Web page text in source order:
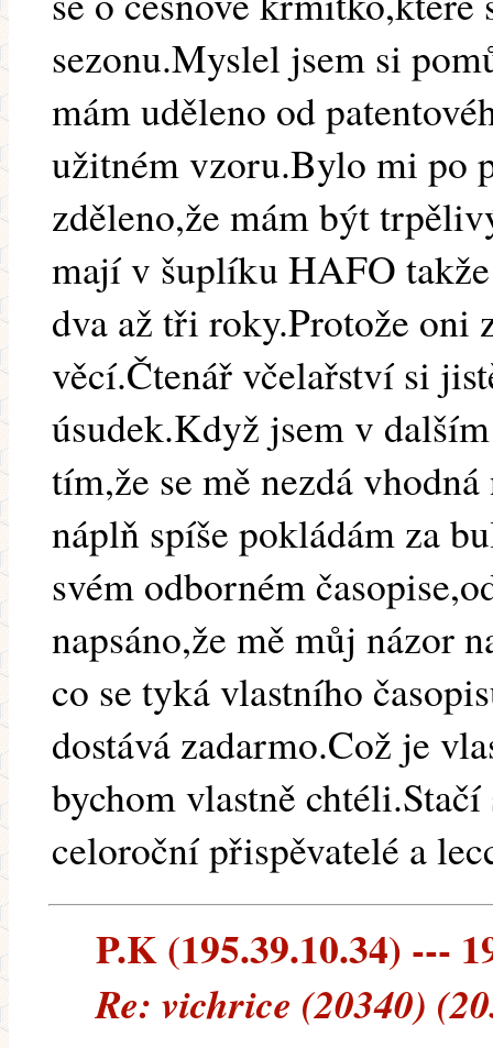
sezonu.Myslel jsem si
mám uděleno od
užitném vzoru.Bylo mi po
zděleno,že mám být
mají v šuplíku HAFO
dva až tři roky.Protože oni
věcí.Čtenář včelařství si
úsudek.Když jsem v
tím,že se mě nezdá
náplň spíše pokládám za
svém odborném
napsáno,že mě můj názor
co se tyká vlastního
dostává zadarmo.Což je
bychom vlastně
celoroční přispěvatelé a
P.K (195.39.10.34) ---
Re: vichrice (20340)